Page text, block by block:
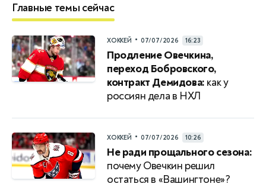
Главные темы сейчас
ХОККЕЙ • 07/07/2026 16:23
Продление Овечкина,
переход Бобровского,
контракт Демидова: как у
россиян дела в НХЛ
ХОККЕЙ • 07/07/2026 10:26
Не ради прощального сезона:
почему Овечкин решил
остаться в «Вашингтоне»?